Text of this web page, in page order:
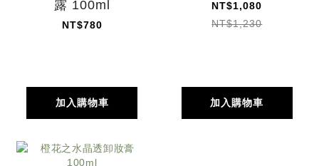
露 100ml
NT$780
加入購物車
NT$1,080
NT$1,230
加入購物車